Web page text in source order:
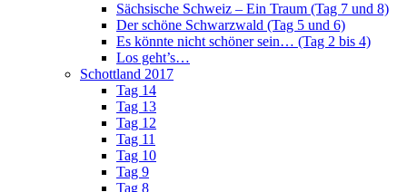
Sächsische Schweiz – Ein Traum (Tag 7 und 8)
Der schöne Schwarzwald (Tag 5 und 6)
Es könnte nicht schöner sein… (Tag 2 bis 4)
Los geht’s…
Schottland 2017
Tag 14
Tag 13
Tag 12
Tag 11
Tag 10
Tag 9
Tag 8